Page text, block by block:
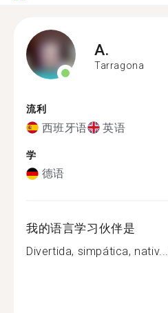
A.
Tarragona
流利
西班牙语 英语
学
德语
我的语言学习伙伴是
Divertida, simpática, nativ...